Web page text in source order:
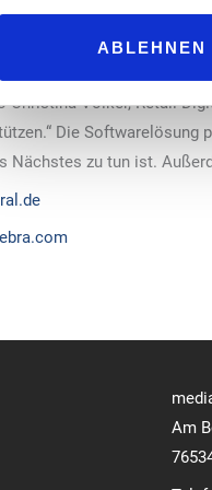
ABLEHNEN
Audit von Aral
130
auf ihren
Christina Völker, Retail
Die
Nächstes zu tun ist.
Am